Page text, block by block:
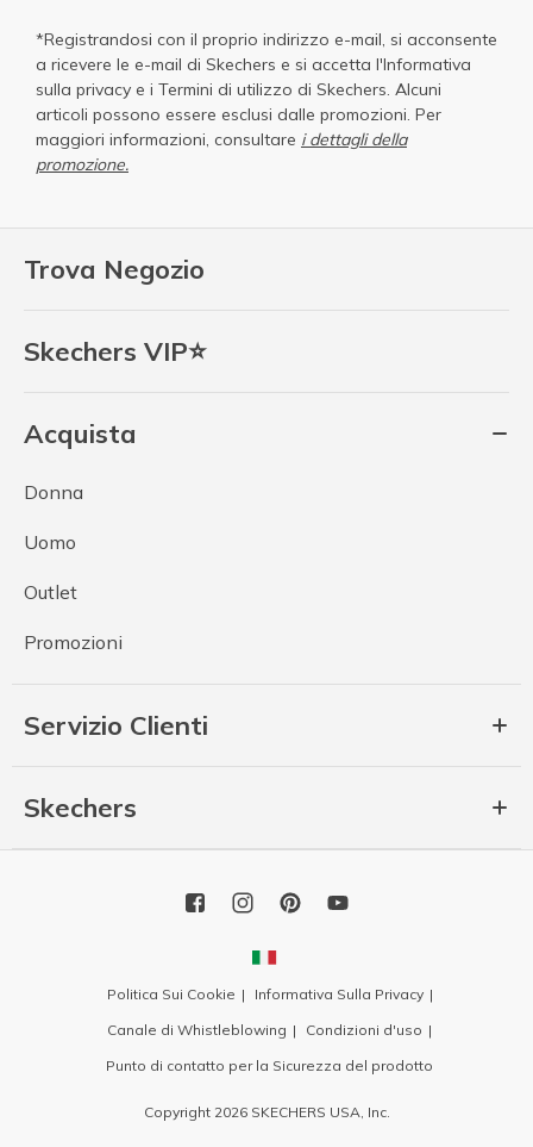
Trova Negozio
Skechers VIP⭐
Acquista
Donna
Uomo
Outlet
Promozioni
Servizio Clienti
Skechers
*Registrandosi con il proprio indirizzo e-mail, si acconsente
a ricevere le e-mail di Skechers e si accetta l'Informativa
sulla privacy e i Termini di utilizzo di Skechers. Alcuni
articoli possono essere esclusi dalle promozioni. Per
maggiori informazioni, consultare i dettagli della
promozione.
Politica Sui Cookie
Informativa Sulla Privacy
Canale di Whistleblowing
Condizioni d'uso
Punto di contatto per la Sicurezza del prodotto
Copyright 2026 SKECHERS USA, Inc.